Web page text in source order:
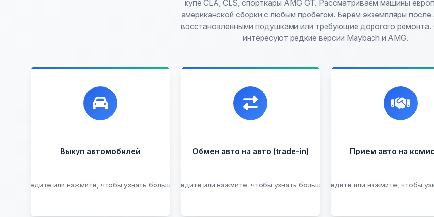
купе CLA, CLS, спорткары AMG GT. Рассматриваем машины
американской сборки с любым пробегом. Берём экземпляры после
восстановленными подушками или требующие дорогого ремонта.
интересуют редкие версии Maybach и AMG.
Выкуп автомобилей
Наведите или нажмите, чтобы узнать больше →
Лучшие предложения по
выкупу автомобилей, любых:
Целые с
Проблемные
Узнать стоимость
Обмен авто на авто (trade-in)
Наведите или нажмите, чтобы узнать больше →
Уникальная возможность
обменять ваш автомобиль с
доплатой, подобрав вам
подходящий вариант.
Подобрать авто
Прием авто на
Наведите или нажмите, чтобы
Честная и
профессиональная
экспертиза, реклама,
переговоры с
Прием на